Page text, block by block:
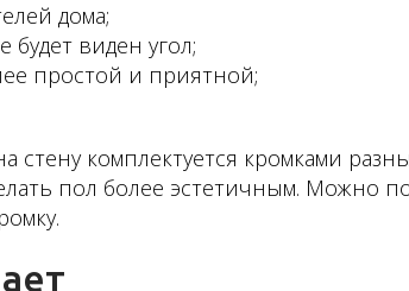
дома;
будет виден угол;
простой и приятной;
стену комплектуется кромками
пол более эстетичным. Можно